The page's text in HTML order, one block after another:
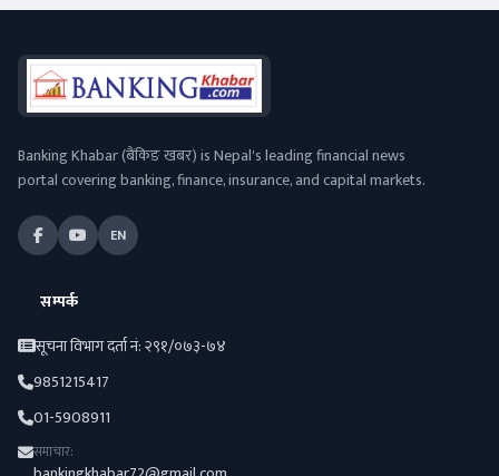
Banking Khabar (बैंकिङ खबर) is Nepal's leading financial news
portal covering banking, finance, insurance, and capital markets.
EN
सम्पर्क
सूचना विभाग दर्ता नं: २९१/०७३-७४
9851215417
01-5908911
समाचार: